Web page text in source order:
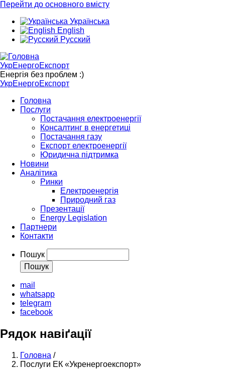
Перейти до основного вмісту
Українська
English
Русский
УкрЕнергоЕкспорт
Енергія без проблем :)
УкрЕнергоЕкспорт
Головна
Послуги
Постачання електроенергії
Консалтинг в енергетиці
Постачання газу
Експорт електроенергії
Юридична підтримка
Новини
Аналітика
Ринки
Електроенергія
Природний газ
Презентації
Energy Legislation
Партнери
Контакти
Пошук
mail
whatsapp
telegram
facebook
Рядок навіґації
Головна /
Послуги ЕК «Укренергоекспорт»